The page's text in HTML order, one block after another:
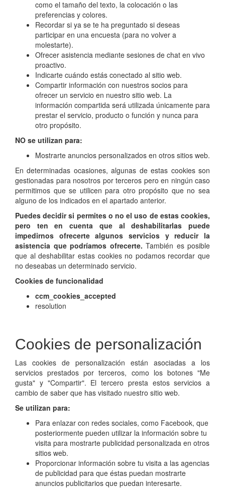
como el tamaño del texto, la colocación o las
preferencias y colores.
Recordar si ya se te ha preguntado si deseas
participar en una encuesta (para no volver a
molestarte).
Ofrecer asistencia mediante sesiones de chat en vivo
proactivo.
Indicarte cuándo estás conectado al sitio web.
Compartir información con nuestros socios para
ofrecer un servicio en nuestro sitio web. La
información compartida será utilizada únicamente para
prestar el servicio, producto o función y nunca para
otro propósito.
NO se utilizan para:
Mostrarte anuncios personalizados en otros sitios web.
En determinadas ocasiones, algunas de estas cookies son
gestionadas para nosotros por terceros pero en ningún caso
permitimos que se utilicen para otro propósito que no sea
alguno de los indicados en el apartado anterior.
Puedes decidir si permites o no el uso de estas cookies,
pero ten en cuenta que al deshabilitarlas puede
impedirnos ofrecerte algunos servicios y reducir la
asistencia que podríamos ofrecerte. También es posible
que al deshabilitar estas cookies no podamos recordar que
no deseabas un determinado servicio.
Cookies de funcionalidad
ccm_cookies_accepted
resolution
Cookies de personalización
Las cookies de personalización están asociadas a los
servicios prestados por terceros, como los botones "Me
gusta" y "Compartir". El tercero presta estos servicios a
cambio de saber que has visitado nuestro sitio web.
Se utilizan para:
Para enlazar con redes sociales, como Facebook, que
posteriormente pueden utilizar la información sobre tu
visita para mostrarte publicidad personalizada en otros
sitios web.
Proporcionar información sobre tu visita a las agencias
de publicidad para que éstas puedan mostrarte
anuncios publicitarios que puedan interesarte.